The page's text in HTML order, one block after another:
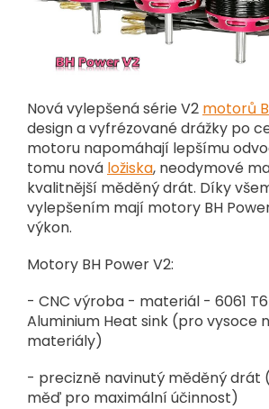
Nová vylepšená série V2 motorů
design a vyfrézované drážky po
motoru napomáhají lepšímu
tomu nová ložiska, neodymové
kvalitnější měděný drát. Díky
vylepšením mají motory BH
výkon.
Motory BH Power V2:
- CNC výroba - materiál - 6061
Aluminium Heat sink (pro vysoce
materiály)
- precizně navinutý měděný drát
měď pro maximální účinnost)